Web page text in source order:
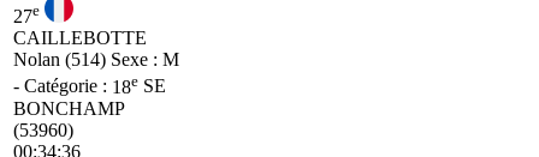
27e
CAILLEBOTTE
Nolan (514) Sexe : M
- Catégorie : 18e SE
BONCHAMP
(53960)
00:34:36